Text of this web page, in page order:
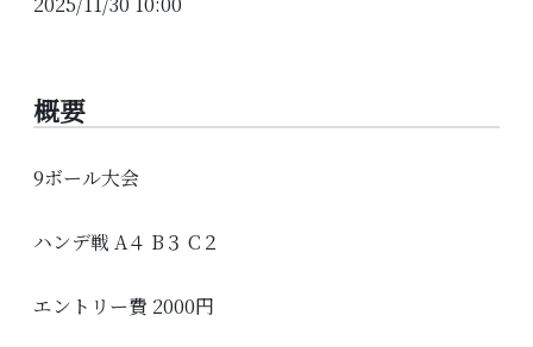
概要
9ボール大会
ハンデ戦 A４ B３ C２
エントリー費 2000円